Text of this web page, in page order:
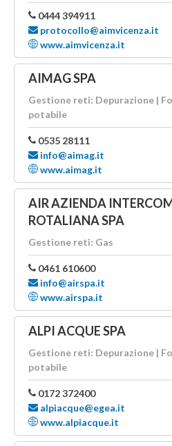
0444 394911
protocollo@aimvicenza.it
www.aimvicenza.it
AIMAG SPA
Gestione reti: Depurazione |
potabile
0535 28111
info@aimag.it
www.aimag.it
AIR AZIENDA
ROTALIANA SPA
Gestione reti: Gas
0461 610600
info@airspa.it
www.airspa.it
ALPI ACQUE SPA
Gestione reti: Depurazione |
potabile
0172 372400
alpiacque@egea.it
www.alpiacque.it